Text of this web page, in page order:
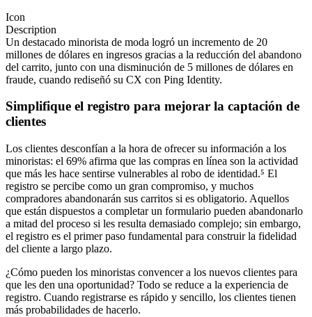
Icon
Description
Un destacado minorista de moda logró un incremento de 20
millones de dólares en ingresos gracias a la reducción del abandono
del carrito, junto con una disminución de 5 millones de dólares en
fraude, cuando rediseñó su CX con Ping Identity.
Simplifique el registro para mejorar la captación de
clientes
Los clientes desconfían a la hora de ofrecer su información a los
minoristas: el 69% afirma que las compras en línea son la actividad
que más les hace sentirse vulnerables al robo de identidad.⁵ El
registro se percibe como un gran compromiso, y muchos
compradores abandonarán sus carritos si es obligatorio. Aquellos
que están dispuestos a completar un formulario pueden abandonarlo
a mitad del proceso si les resulta demasiado complejo; sin embargo,
el registro es el primer paso fundamental para construir la fidelidad
del cliente a largo plazo.
¿Cómo pueden los minoristas convencer a los nuevos clientes para
que les den una oportunidad? Todo se reduce a la experiencia de
registro. Cuando registrarse es rápido y sencillo, los clientes tienen
más probabilidades de hacerlo.